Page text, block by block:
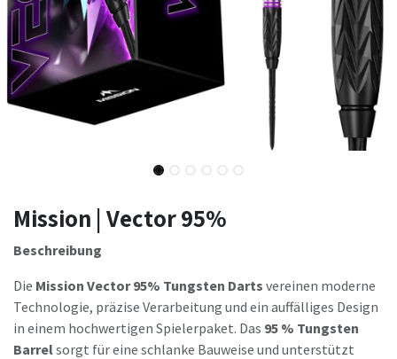
Mission | Vector 95%
Beschreibung
Die Mission Vector 95% Tungsten Darts vereinen moderne
Technologie, präzise Verarbeitung und ein auffälliges Design
in einem hochwertigen Spielerpaket. Das 95 % Tungsten
Barrelsorgt für eine schlanke Bauweise und unterstützt